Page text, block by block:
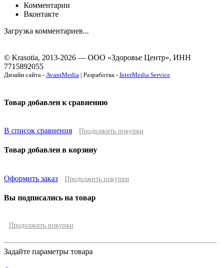
Комментарии
Вконтакте
Загрузка комментариев...
© Krasotia, 2013-2026 — ООО «Здоровье Центр», ИНН
7715892055
Дизайн сайта - AvantMedia | Разработка - InterMedia Service
Товар добавлен к сравнению
В список сравнения Продолжить покупки
Товар добавлен в корзину
Оформить заказ Продолжить покупки
Вы подписались на товар
Продолжить покупки
Задайте параметры товара